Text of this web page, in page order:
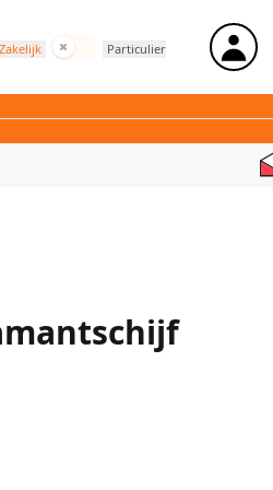
Zakelijk Incl. BTWParticulier